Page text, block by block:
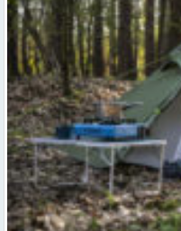
Kā izvēlēties izturīgu telti?
salīdzinājums